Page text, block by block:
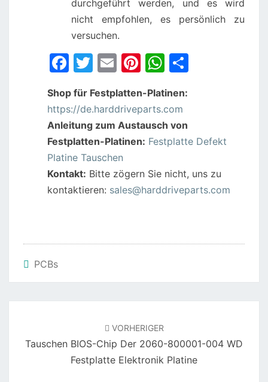
durchgeführt werden, und es wird
nicht empfohlen, es persönlich zu
versuchen.
F
c
e
b
o
o
k
T
itt
er
E
ai
l
Pi
er
e
st
W
at
s
A
p
Shop für Festplatten-Platinen:
https://de.harddriveparts.com
Anleitung zum Austausch von
Festplatten-Platinen: Festplatte Defekt
Platine Tauschen
Kontakt: Bitte zögern Sie nicht, uns zu
kontaktieren: sales@harddriveparts.com
PCBs
VORHERIGER
Tauschen BIOS-Chip Der 2060-800001-004 WD
Festplatte Elektronik Platine